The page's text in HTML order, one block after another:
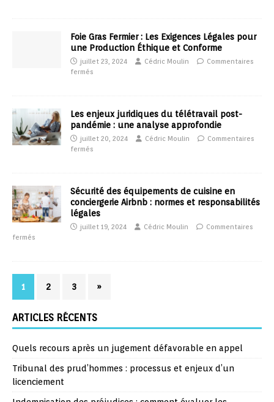
Foie Gras Fermier : Les Exigences Légales pour
une Production Éthique et Conforme
juillet 23, 2024 Cédric Moulin
Commentaires
fermés
Les enjeux juridiques du télétravail post-
pandémie : une analyse approfondie
juillet 20, 2024 Cédric Moulin
Commentaires
fermés
Sécurité des équipements de cuisine en
conciergerie Airbnb : normes et responsabilités
légales
juillet 19, 2024 Cédric Moulin
Commentaires
fermés
1 2 3 »
ARTICLES RÉCENTS
Quels recours après un jugement défavorable en appel
Tribunal des prud’hommes : processus et enjeux d’un
licenciement